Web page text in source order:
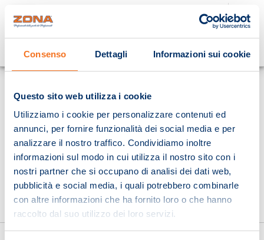
Consenso Dettagli Informazioni sui cookie
Questo sito web utilizza i cookie
Utilizziamo i cookie per personalizzare contenuti ed
annunci, per fornire funzionalità dei social media e per
analizzare il nostro traffico. Condividiamo inoltre
informazioni sul modo in cui utilizza il nostro sito con i
nostri partner che si occupano di analisi dei dati web,
pubblicità e social media, i quali potrebbero combinarle
con altre informazioni che ha fornito loro o che hanno
raccolto dal suo utilizzo dei loro servizi.
Cosa stai cercando?